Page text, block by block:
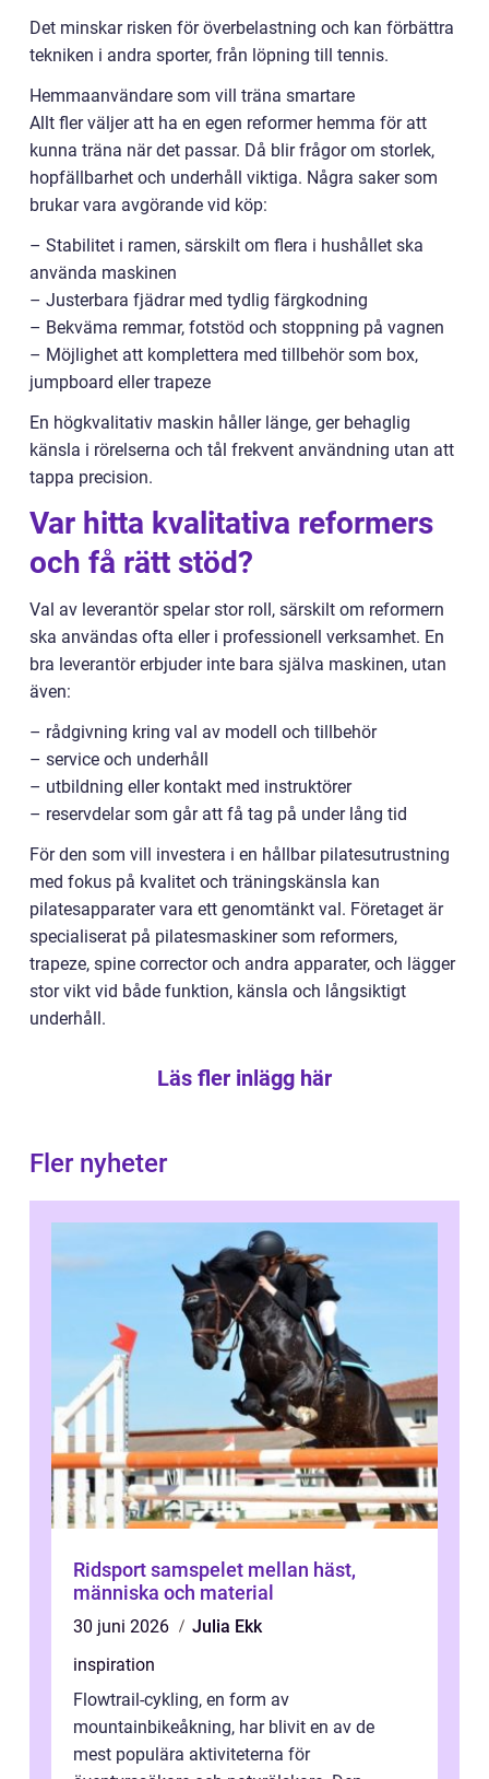
Det minskar risken för överbelastning och kan förbättra
tekniken i andra sporter, från löpning till tennis.
Hemmaanvändare som vill träna smartare
Allt fler väljer att ha en egen reformer hemma för att
kunna träna när det passar. Då blir frågor om storlek,
hopfällbarhet och underhåll viktiga. Några saker som
brukar vara avgörande vid köp:
– Stabilitet i ramen, särskilt om flera i hushållet ska
använda maskinen
– Justerbara fjädrar med tydlig färgkodning
– Bekväma remmar, fotstöd och stoppning på vagnen
– Möjlighet att komplettera med tillbehör som box,
jumpboard eller trapeze
En högkvalitativ maskin håller länge, ger behaglig
känsla i rörelserna och tål frekvent användning utan att
tappa precision.
Var hitta kvalitativa reformers
och få rätt stöd?
Val av leverantör spelar stor roll, särskilt om reformern
ska användas ofta eller i professionell verksamhet. En
bra leverantör erbjuder inte bara själva maskinen, utan
även:
– rådgivning kring val av modell och tillbehör
– service och underhåll
– utbildning eller kontakt med instruktörer
– reservdelar som går att få tag på under lång tid
För den som vill investera i en hållbar pilatesutrustning
med fokus på kvalitet och träningskänsla kan
pilatesapparater vara ett genomtänkt val. Företaget är
specialiserat på pilatesmaskiner som reformers,
trapeze, spine corrector och andra apparater, och lägger
stor vikt vid både funktion, känsla och långsiktigt
underhåll.
Läs fler inlägg här
Fler nyheter
Ridsport samspelet mellan häst,
människa och material
30 juni 2026
Julia Ekk
inspiration
Flowtrail-cykling, en form av
mountainbikeåkning, har blivit en av de
mest populära aktiviteterna för